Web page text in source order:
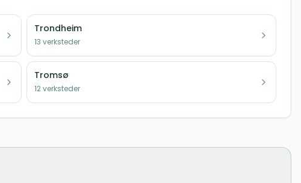
Trondheim
13 verksteder
Tromsø
12verksteder